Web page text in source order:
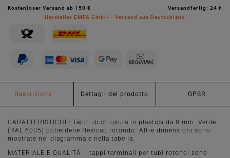
Kostenloser Versand ab 150 €
Versandfertig: 24 h
Hersteller EMFA GmbH – Versand aus Deutschland
Descrizione Dettagli del prodotto GPSR
CARATTERISTICHE: Tappi di chiusura in plastica da 8 mm. Verde
(RAL 6005) polietilene flexicap rotondo. Altre dimensioni sono
mostrate nel diagramma e nella tabella.
MATERIALE E QUALITÀ: I tappi terminali per tubi rotondi sono